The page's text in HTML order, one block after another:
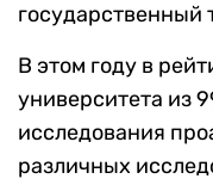
государственный
В этом году в
университета из
исследования
различных